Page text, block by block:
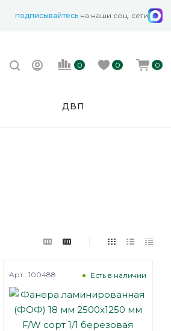
подписывайтесь на наши соц. сети
0 0 0
ДВП
Есть в наличии
Арт.: 100488